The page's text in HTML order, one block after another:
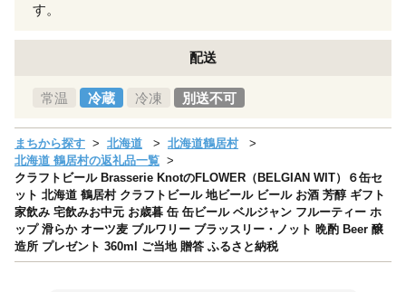
す。
配送
常温 冷蔵 冷凍 別送不可
まちから探す 北海道
北海道鶴居村
北海道 鶴居村の返礼品一覧
クラフトビール Brasserie KnotのFLOWER（BELGIAN WIT）６缶セ
ット 北海道 鶴居村 クラフトビール 地ビール ビール お酒 芳醇 ギフト
家飲み 宅飲みお中元 お歳暮 缶 缶ビール ベルジャン フルーティー ホ
ップ 滑らか オーツ麦 ブルワリー ブラッスリー・ノット 晩酌 Beer 醸
造所 プレゼント 360ml ご当地 贈答 ふるさと納税